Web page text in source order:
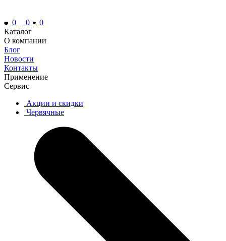
0 0
0
Каталог
О компании
Блог
Новости
Контакты
Применение
Сервис
Акции и скидки
Червячные